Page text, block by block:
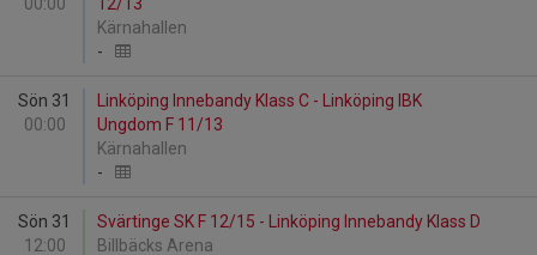
Kärnahallen
-
Sön 31
00:00
Linköping Innebandy Klass C - Linköping IBK
Ungdom F 11/13
Kärnahallen
-
Sön 31
12:00
Svärtinge SK F 12/15 - Linköping Innebandy Klass D
Billbäcks Arena